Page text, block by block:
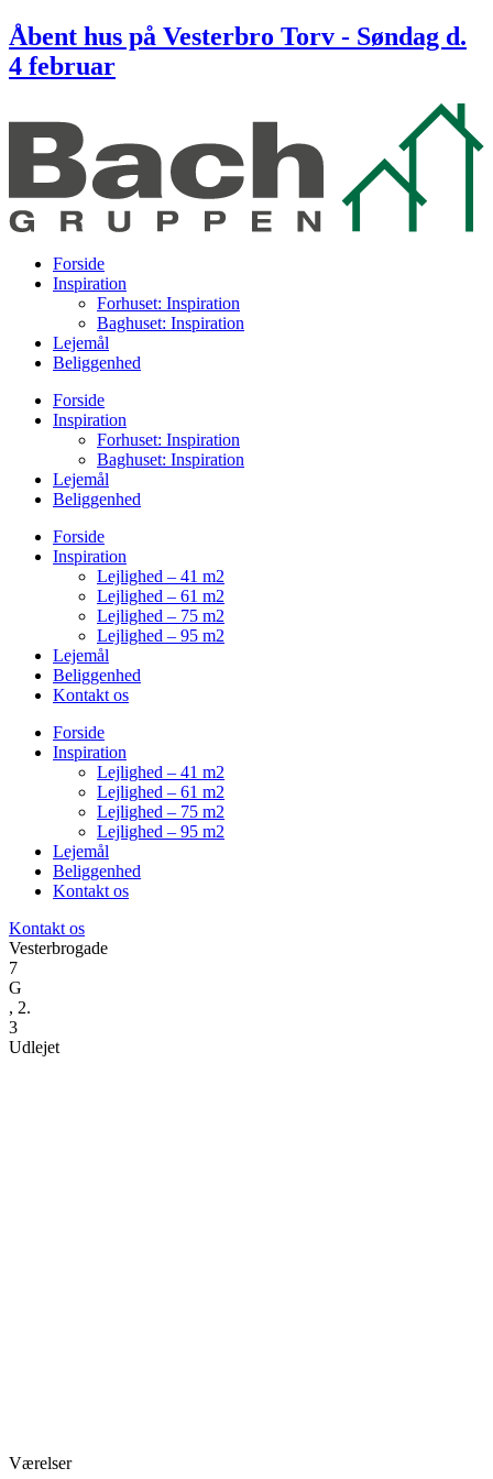
Videre
til
indhold
Åbent hus på Vesterbro Torv - Søndag d.
4 februar
Forside
Inspiration
Forhuset: Inspiration
Baghuset: Inspiration
Lejemål
Beliggenhed
Forside
Inspiration
Forhuset: Inspiration
Baghuset: Inspiration
Lejemål
Beliggenhed
Forside
Inspiration
Lejlighed – 41 m2
Lejlighed – 61 m2
Lejlighed – 75 m2
Lejlighed – 95 m2
Lejemål
Beliggenhed
Kontakt os
Forside
Inspiration
Lejlighed – 41 m2
Lejlighed – 61 m2
Lejlighed – 75 m2
Lejlighed – 95 m2
Lejemål
Beliggenhed
Kontakt os
Kontakt os
Vesterbrogade
7
G
, 2.
3
Udlejet
Værelser